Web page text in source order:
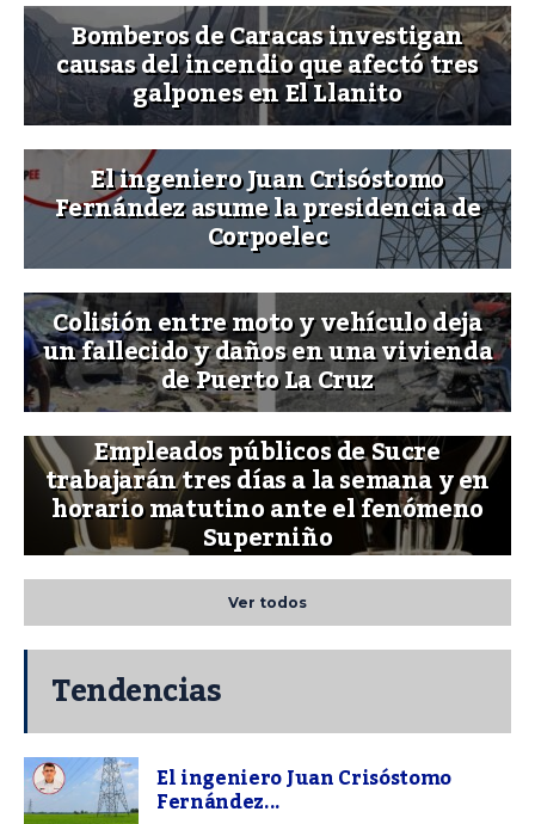
Bomberos de Caracas investigan
causas del incendio que afectó tres
galpones en El Llanito
El ingeniero Juan Crisóstomo
Fernández asume la presidencia de
Corpoelec
Colisión entre moto y vehículo deja
un fallecido y daños en una vivienda
de Puerto La Cruz
Empleados públicos de Sucre
trabajarán tres días a la semana y en
horario matutino ante el fenómeno
Superniño
Ver todos
Tendencias
El ingeniero Juan Crisóstomo
Fernández...